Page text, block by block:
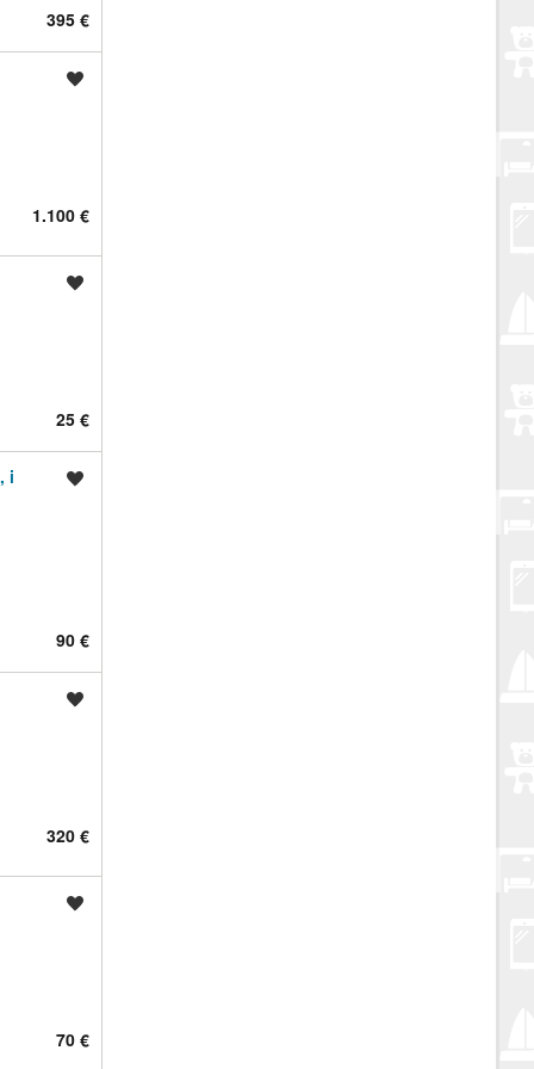
395 €
1.100 €
25 €
i
90 €
320 €
70 €